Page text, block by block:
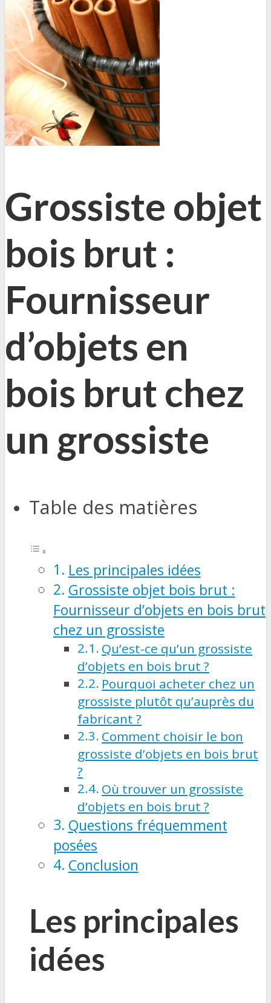
Grossiste objet
bois brut :
Fournisseur
d’objets en
bois brut chez
un grossiste
Table des matières
Les principales idées
Grossiste objet bois brut :
Fournisseur d’objets en bois brut
chez un grossiste
Qu’est-ce qu’un grossiste
d’objets en bois brut ?
Pourquoi acheter chez un
grossiste plutôt qu’auprès du
fabricant ?
Comment choisir le bon
grossiste d’objets en bois brut
?
Où trouver un grossiste
d’objets en bois brut ?
Questions fréquemment
posées
Conclusion
Les principales
idées